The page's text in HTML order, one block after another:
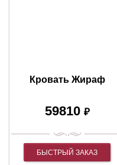
Кровать Жираф
59810 ₽
БЫСТРЫЙ ЗАКАЗ